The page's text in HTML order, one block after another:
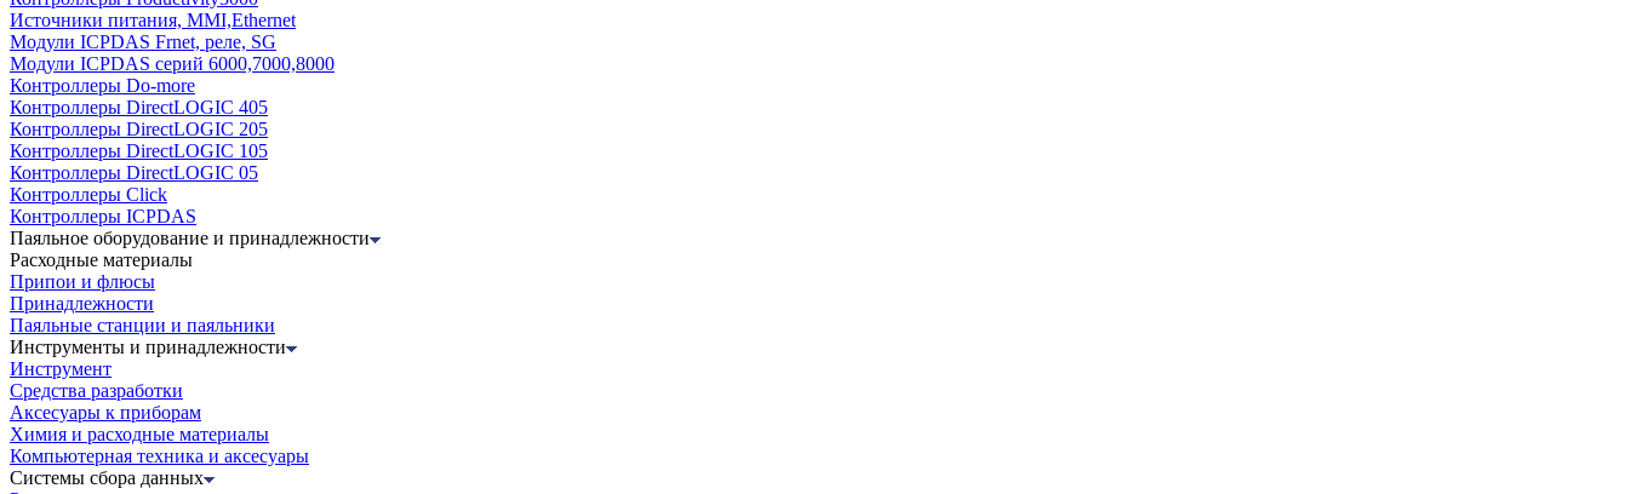
Источники питания, MMI,Ethernet
Модули ICPDAS Frnet, реле, SG
Модули ICPDAS серий 6000,7000,8000
Контроллеры Do-more
Контроллеры DirectLOGIC 405
Контроллеры DirectLOGIC 205
Контроллеры DirectLOGIC 105
Контроллеры DirectLOGIC 05
Контроллеры Click
Контроллеры ICPDAS
Паяльное оборудование и принадлежности
Расходные материалы
Припои и флюсы
Принадлежности
Паяльные станции и паяльники
Инструменты и принадлежности
Инструмент
Средства разработки
Аксесуары к приборам
Химия и расходные материалы
Компьютерная техника и аксесуары
Системы сбора данных